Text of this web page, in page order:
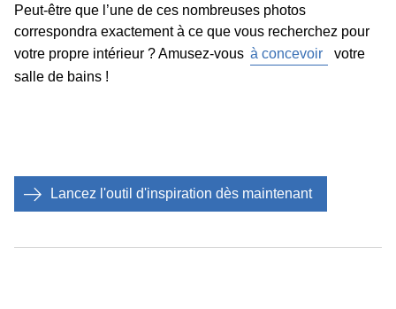
Peut-être que l’une de ces nombreuses photos
correspondra exactement à ce que vous recherchez pour
votre propre intérieur ? Amusez-vous à concevoir
votre
salle de bains !
Lancez l'outil d'inspiration dès maintenant